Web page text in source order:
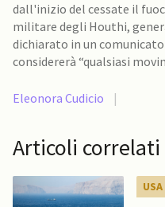
dall'inizio del cessate il
militare degli Houthi,
dichiarato in un
considererà “qualsiasi
Eleonora Cudicio |
Articoli correlati